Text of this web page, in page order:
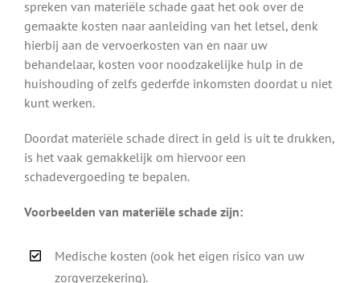
spreken van materiële schade gaat het ook over de
gemaakte kosten naar aanleiding van het letsel, denk
hierbij aan de vervoerkosten van en naar uw
behandelaar, kosten voor noodzakelijke hulp in de
huishouding of zelfs gederfde inkomsten doordat u niet
kunt werken.
Doordat materiële schade direct in geld is uit te drukken,
is het vaak gemakkelijk om hiervoor een
schadevergoeding te bepalen.
Voorbeelden van materiële schade zijn:
Medische kosten (ook het eigen risico van uw
zorgverzekering).